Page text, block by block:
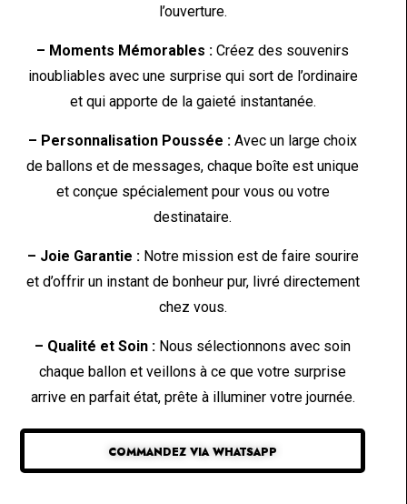
l’ouverture.
– Moments Mémorables : Créez des souvenirs
inoubliables avec une surprise qui sort de l’ordinaire
et qui apporte de la gaieté instantanée.
– Personnalisation Poussée : Avec un large choix
de ballons et de messages, chaque boîte est unique
et conçue spécialement pour vous ou votre
destinataire.
– Joie Garantie :Notre mission est de faire sourire
et d’offrir un instant de bonheur pur, livré directement
chez vous.
– Qualité et Soin : Nous sélectionnons avec soin
chaque ballon et veillons à ce que votre surprise
arrive en parfait état, prête à illuminer votre journée.
COMMANDEZ VIA WHATSAPP